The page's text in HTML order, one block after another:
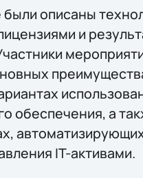
описаны
и
обеспечения, а
IT-активами.